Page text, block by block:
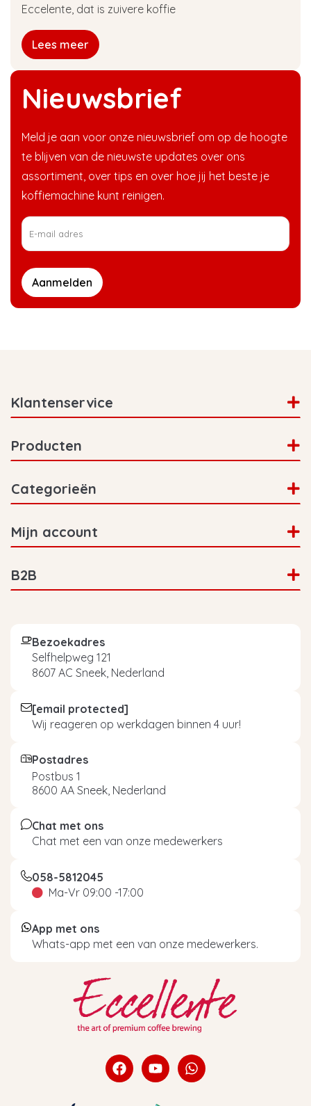
Nieuwsbrief
Meld je aan voor onze nieuwsbrief om op de hoogte
te blijven van de nieuwste updates over ons
assortiment, over tips en over hoe jij het beste je
koffiemachine kunt reinigen.
Aanmelden
Eccelente, dat is zuivere koffie
Lees meer
Klantenservice
Producten
Categorieën
Mijn account
B2B
Bezoekadres
Selfhelpweg 121
8607 AC Sneek, Nederland
[email protected]
Wij reageren op werkdagen binnen 4 uur!
Postadres
Postbus 1
8600 AA Sneek, Nederland
Chat met ons
Chat met een van onze medewerkers
058-5812045
Ma-Vr 09:00 -17:00
App met ons
Whats-app met een van onze medewerkers.